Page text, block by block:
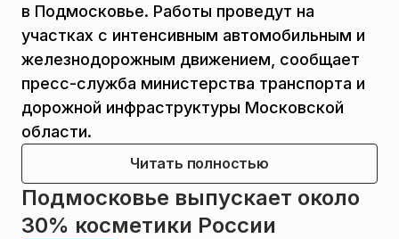
в Подмосковье. Работы проведут на
участках с интенсивным автомобильным и
железнодорожным движением, сообщает
пресс-служба министерства транспорта и
дорожной инфраструктуры Московской
области.
Читать полностью
Подмосковье выпускает около
30% косметики России